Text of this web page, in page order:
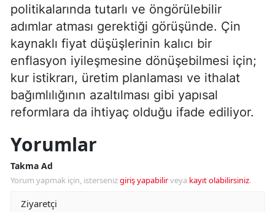
politikalarında tutarlı ve öngörülebilir
adımlar atması gerektiği görüşünde. Çin
kaynaklı fiyat düşüşlerinin kalıcı bir
enflasyon iyileşmesine dönüşebilmesi için;
kur istikrarı, üretim planlaması ve ithalat
bağımlılığının azaltılması gibi yapısal
reformlara da ihtiyaç olduğu ifade ediliyor.
Yorumlar
Takma Ad
Yorum yapmak için, istersenizgiriş yapabilirveya kayıt olabilirsiniz.